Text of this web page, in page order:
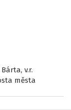
v.r.
města